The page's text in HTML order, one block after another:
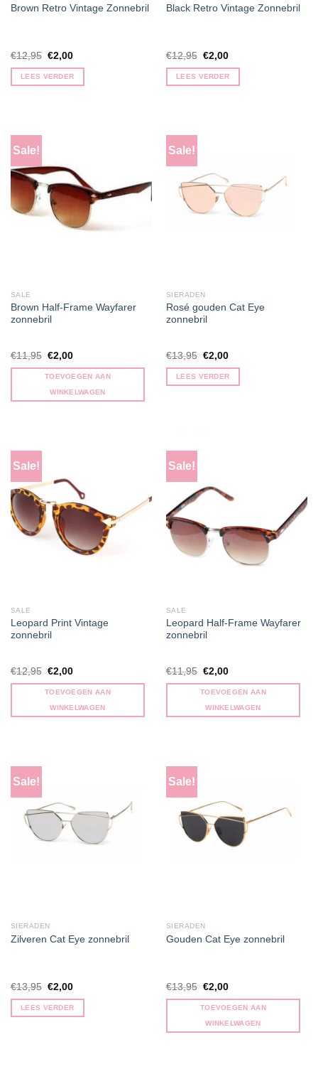
Brown Retro Vintage Zonnebril
€12,95 Oorspronkelijke
was:
€12,95.
€2,00Huidige
is:
€2,00.
LEES VERDER
Black Retro Vintage Zonnebril
€12,95 Oorspronkelijke
was:
€12,95.
€2,00Huidige
is:
€2,00.
LEES VERDER
Sale!
SALE
Brown Half-Frame Wayfarer
zonnebril
€11,95 Oorspronkelijke
was:
€2,00Huidige
is:
TOEVOEGEN AAN
WINKELWAGEN
Sale!
SIERADEN
Rosé gouden Cat Eye
zonnebril
€13,95 Oorspronkelijke
was:
€13,95.
€2,00Huidige
is:
€2,00.
LEES VERDER
Sale!
SALE
Leopard Print Vintage
zonnebril
€12,95 Oorspronkelijke
was:
€2,00Huidige
is:
TOEVOEGEN AAN
WINKELWAGEN
Sale!
SALE
Leopard Half-Frame Wayfarer
zonnebril
€11,95 Oorspronkelijke
was:
€2,00Huidige
is:
TOEVOEGEN AAN
WINKELWAGEN
Sale!
SIERADEN
Zilveren Cat Eye zonnebril
€13,95 Oorspronkelijke
was:
€13,95.
€2,00Huidige
is:
€2,00.
LEES VERDER
Sale!
SIERADEN
Gouden Cat Eye zonnebril
€13,95 Oorspronkelijke
was:
€2,00Huidige
is:
TOEVOEGEN AAN
WINKELWAGEN